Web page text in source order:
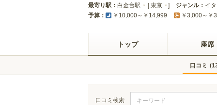
最寄り駅： 白金台駅 [東京 ] ジャンル： イ
予算： ￥10,000～￥14,999 ￥3,000～￥
トップ 座席
口コミ (
口コミ検索